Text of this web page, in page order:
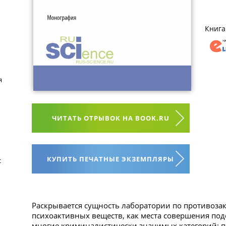
ЧИТАТЬ ОТРЫВОК НА BOOK.RU
КУПИТЬ ПЕЧАТНЫЕ ЭКЗЕМПЛЯРЫ
Раскрывается сущность лаборатории по
психоактивных веществ, как места совершения